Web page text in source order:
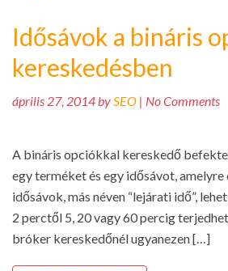
Idősávok a bináris
kereskedésben
április 27, 2014 bySEO | No Comments
A bináris opciókkal kereskedő
egy terméket és egy idősávot,
idősávok, más néven “lejárati idő”,
2 perctől 5, 20 vagy 60 percig
bróker kereskedőnél ugyanezen […]